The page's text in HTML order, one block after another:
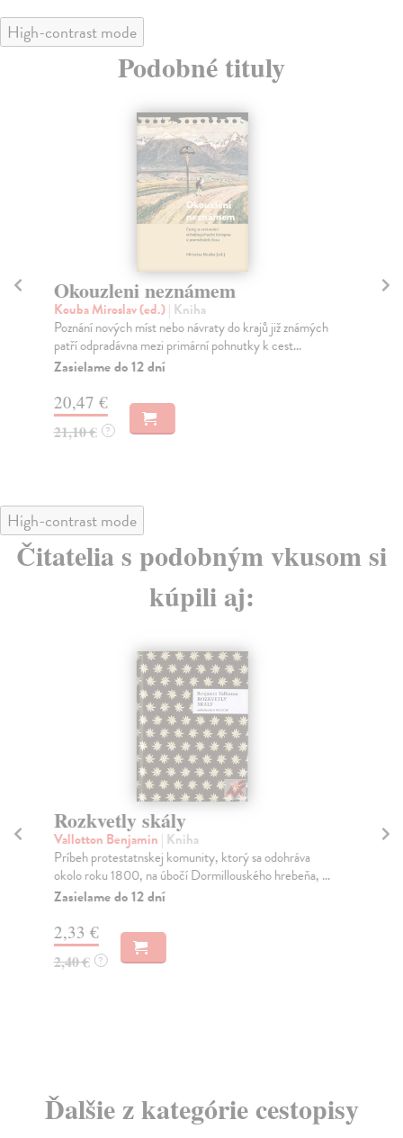
High-contrast mode
Podobné tituly
Okouzleni neznámem
Kouba Miroslav (ed.)| Kniha
Poznání nových míst nebo návraty do krajů již známých
patří odpradávna mezi primární pohnutky k cest...
Zasielame do 12 dní
20,47 €
21,10 € ?
High-contrast mode
Čitatelia s podobným vkusom si
kúpili aj:
Rozkvetly skály
Vallotton Benjamin | Kniha
Príbeh protestatnskej komunity, ktorý sa odohráva
okolo roku 1800, na úbočí Dormillouského hrebeňa, ...
Zasielame do 12 dní
2,33 €
2,40 € ?
Ďalšie z kategórie cestopisy